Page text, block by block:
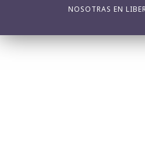
NOSOTRAS EN